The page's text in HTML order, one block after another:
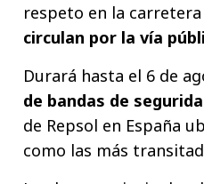
respeto en la carretera
circulan por la vía
Durará hasta el 6 de
de bandas de
de Repsol en España
como las más